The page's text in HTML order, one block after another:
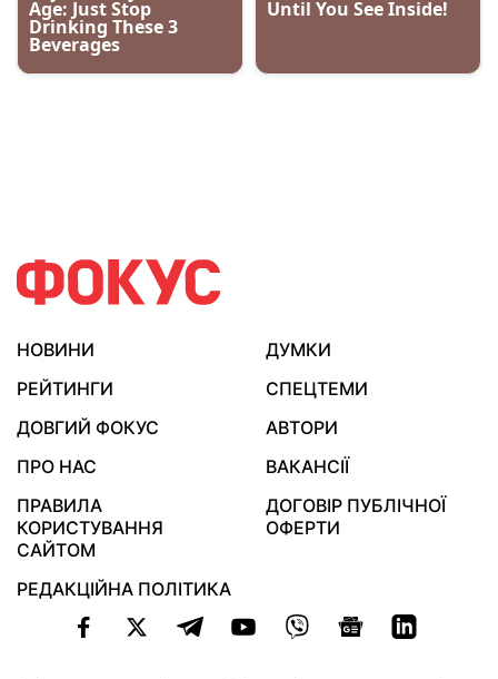
НОВИНИ
ДУМКИ
РЕЙТИНГИ
СПЕЦТЕМИ
ДОВГИЙ ФОКУС
АВТОРИ
ПРО НАС
ВАКАНСІЇ
ПРАВИЛА
КОРИСТУВАННЯ
САЙТОМ
ДОГОВІР ПУБЛІЧНОЇ
ОФЕРТИ
РЕДАКЦІЙНА ПОЛІТИКА